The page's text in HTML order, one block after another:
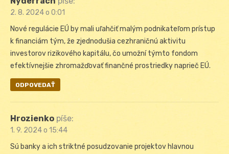
2. 8. 2024 o 0:01
Nové regulácie EÚ by mali uľahčiť malým podnikateľom prístup
k financiám tým, že zjednodušia cezhraničnú aktivitu
investorov rizikového kapitálu, čo umožní týmto fondom
efektívnejšie zhromažďovať finančné prostriedky naprieč EÚ.
ODPOVEDAŤ
Hrozienko píše:
1. 9. 2024 o 15:44
Sú banky a ich striktné posudzovanie projektov hlavnou